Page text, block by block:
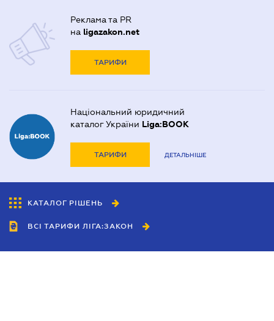
Реклама та PR
на ligazakon.net
ТАРИФИ
Національний юридичний
каталог України Liga:BOOK
ТАРИФИ ДЕТАЛЬНІШЕ
КАТАЛОГ РІШЕНЬ
ВСІ ТАРИФИ ЛІГА:ЗАКОН